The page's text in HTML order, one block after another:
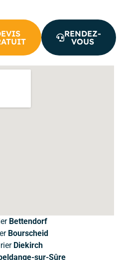
RENDEZ-
VOUS
Bettendorf
Bourscheid
Diekirch
sur-Sûre